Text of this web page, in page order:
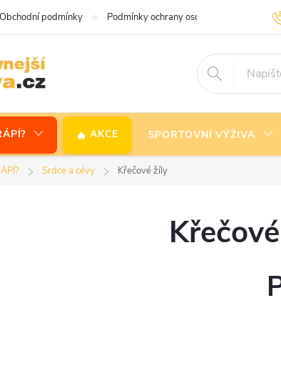
Obchodní podmínky Podmínky ochrany osobních údajů
AKCE SPORTOVNÍ VÝŽIVA
Srdce a cévy Křečové žíly